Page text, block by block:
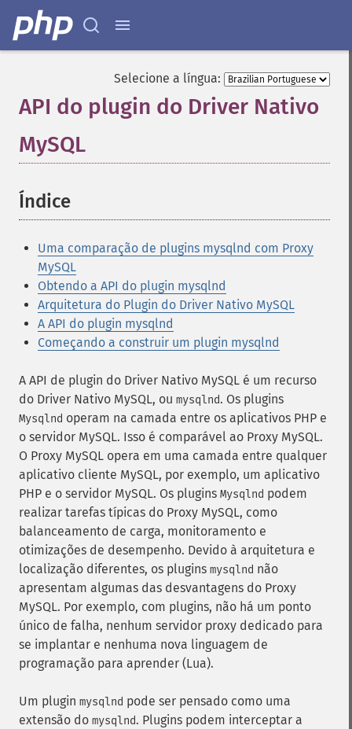
Selecione a língua:
API do plugin do Driver Nativo
MySQL
Índice
Uma comparação de plugins mysqlnd com Proxy
MySQL
Obtendo a API do plugin mysqlnd
Arquitetura do Plugin do Driver Nativo MySQL
A API do plugin mysqlnd
Começando a construir um plugin mysqlnd
A API de plugin do Driver Nativo MySQL é um recurso
do Driver Nativo MySQL, ou mysqlnd. Os plugins
Mysqlnd operam na camada entre os aplicativos PHP e
o servidor MySQL. Isso é comparável ao Proxy MySQL.
O Proxy MySQL opera em uma camada entre qualquer
aplicativo cliente MySQL, por exemplo, um aplicativo
PHP e o servidor MySQL. Os plugins Mysqlnd podem
realizar tarefas típicas do Proxy MySQL, como
balanceamento de carga, monitoramento e
otimizações de desempenho. Devido à arquitetura e
localização diferentes, os plugins mysqlnd não
apresentam algumas das desvantagens do Proxy
MySQL. Por exemplo, com plugins, não há um ponto
único de falha, nenhum servidor proxy dedicado para
se implantar e nenhuma nova linguagem de
programação para aprender (Lua).
Um plugin mysqlnd pode ser pensado como uma
extensão do mysqlnd. Plugins podem interceptar a